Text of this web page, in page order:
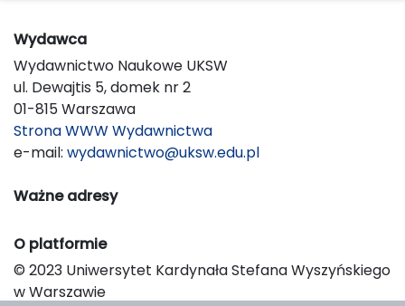
Wydawca
Wydawnictwo Naukowe UKSW
ul. Dewajtis 5, domek nr 2
01-815 Warszawa
Strona WWW Wydawnictwa
e-mail: wydawnictwo@uksw.edu.pl
Ważne adresy
O platformie
© 2023 Uniwersytet Kardynała Stefana Wyszyńskiego
w Warszawie